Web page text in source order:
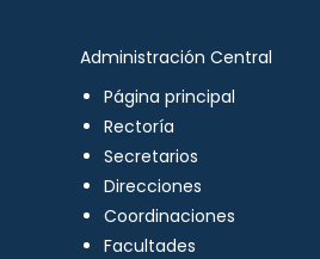
Administración Central
Página principal
Rectoría
Secretarios
Direcciones
Coordinaciones
Facultades